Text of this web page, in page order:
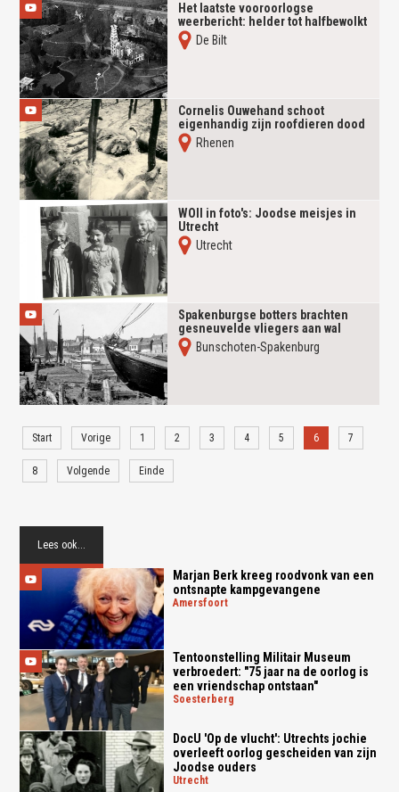
Het laatste vooroorlogse
weerbericht: helder tot halfbewolkt
De Bilt
Cornelis Ouwehand schoot
eigenhandig zijn roofdieren dood
Rhenen
WOII in foto's: Joodse meisjes in
Utrecht
Utrecht
Spakenburgse botters brachten
gesneuvelde vliegers aan wal
Bunschoten-Spakenburg
Start Vorige 1 2 3 4 5 6 7
8 Volgende Einde
Lees ook...
Marjan Berk kreeg roodvonk van een
ontsnapte kampgevangene
amersfoort
Tentoonstelling Militair Museum
verbroedert: "75 jaar na de oorlog is
een vriendschap ontstaan"
soesterberg
DocU 'Op de vlucht': Utrechts jochie
overleeft oorlog gescheiden van zijn
Joodse ouders
utrecht